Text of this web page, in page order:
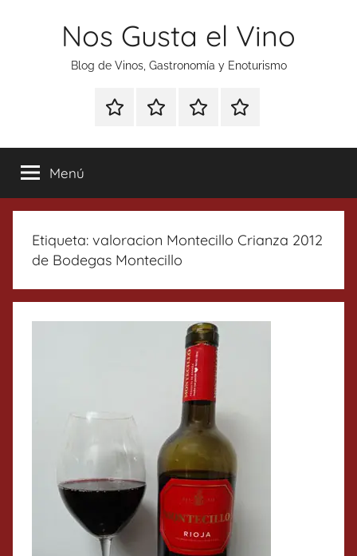
Nos Gusta el Vino
Blog de Vinos, Gastronomía y Enoturismo
Especial
Tonics
Enoturismo
Gastronomía
RankingContacto
Menú
Etiqueta: valoracion Montecillo Crianza 2012
de Bodegas Montecillo